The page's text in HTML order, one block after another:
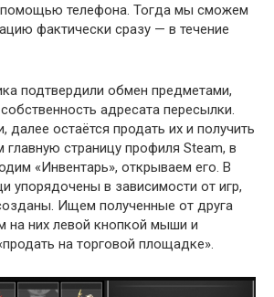
помощью телефона. Тогда мы сможем
фактически сразу — в течение
подтвердили обмен предметами,
адресата пересылки.
остаётся продать их и получить
главную страницу профиля Steam, в
«Инвентарь», открываем его. В
упорядочены в зависимости от игр,
Ищем полученные от друга
на них левой кнопкой мыши и
на торговой площадке».